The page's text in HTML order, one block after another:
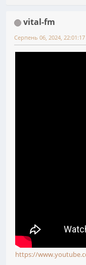
vital-fm
Серпень 06, 2024, 22:01:17
https://